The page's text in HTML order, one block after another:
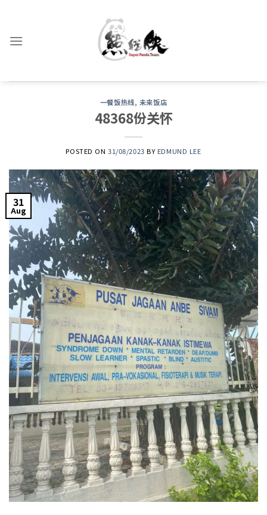
content
一餐饭热线, 未来饭店
48368份关怀
POSTED ON31/08/2023 BY EDMUND LEE
31
Aug